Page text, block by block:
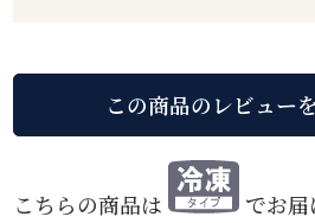
こちらの商品は
でお届